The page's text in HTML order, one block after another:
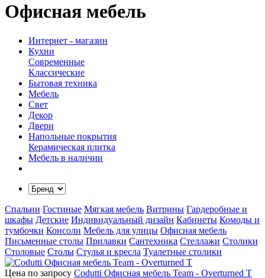
Офисная мебель
Интернет - магазин
Кухни
Современные
Классические
Бытовая техника
Мебель
Свет
Декор
Двери
Напольные покрытия
Керамическая плитка
Мебель в наличии
Спальни Гостиные Мягкая мебель Витрины Гардеробные и
шкафы Детские Индивидуальный дизайн Кабинеты Комоды и
тумбочки Консоли Мебель для улицы Офисная мебель
Письменные столы Прилавки Сантехника Стеллажи Столики
Столовые Столы Стулья и кресла Туалетные столики
Цена по запросу Codutti Офисная мебель Team - Overturned T